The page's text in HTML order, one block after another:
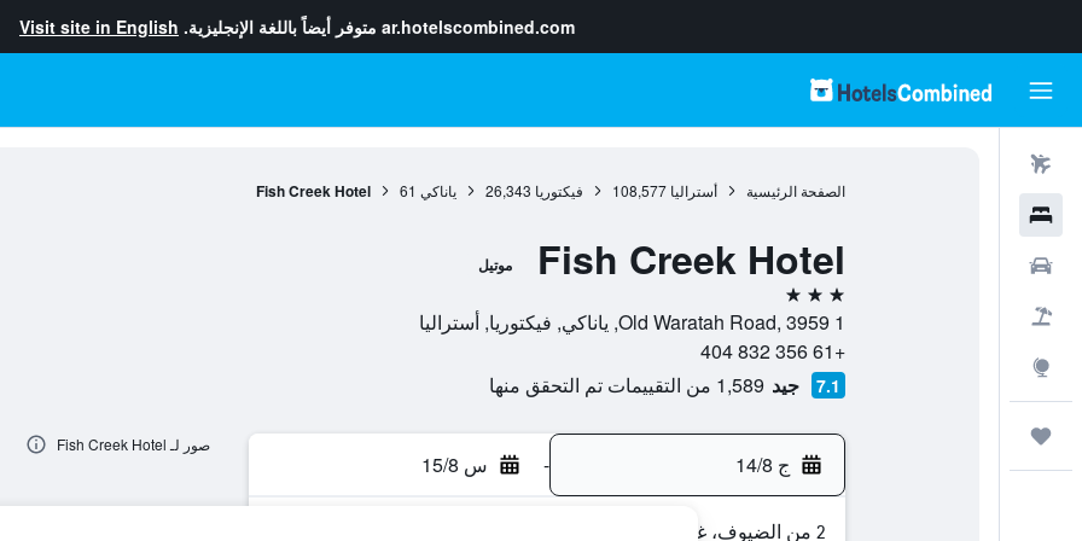
ar.hotelscombined.com متوفر أيضاً باللغة الإنجليزية. Visit site in English
الصفحة الرئيسية أستراليا 108,577 فيكتوريا 26,343 ياناكي 61
Fish Creek Hotel
Fish Creek Hotel موتيل
3 نجوم
1 Old Waratah Road, 3959, ياناكي, فيكتوريا, أستراليا
+61 356 832 404
7.1 جيد 1,589 من التقييمات تم التحقق منها
ج 14/8 - س 15/8
2 من الضيوف، غرفة واحدة
صور لـ Fish Creek Hotel